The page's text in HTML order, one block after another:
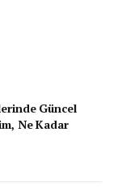
Güncel
Ne Kadar